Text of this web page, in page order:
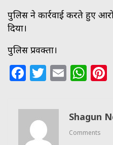
पुलिस ने कार्रवाई करते हुए
दिया।
पुलिस प्रवक्ता।
Facebook
Twitter
Email
Shagun
Comments